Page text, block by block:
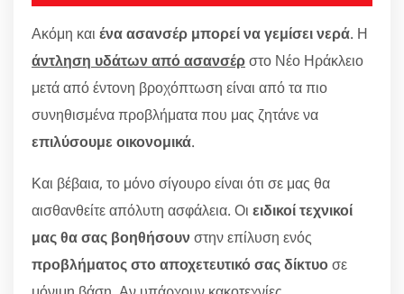
Ακόμη και ένα ασανσέρ μπορεί να γεμίσει νερά. Η
άντληση υδάτων από ασανσέρστο Νέο Ηράκλειο
μετά από έντονη βροχόπτωση είναι από τα πιο
συνηθισμένα προβλήματα που μας ζητάνε να
επιλύσουμε οικονομικά.
Και βέβαια, το μόνο σίγουρο είναι ότι σε μας θα
αισθανθείτε απόλυτη ασφάλεια. Οι ειδικοί τεχνικοί
μας θα σας βοηθήσουνστην επίλυση ενός
προβλήματος στο αποχετευτικό σας δίκτυοσε